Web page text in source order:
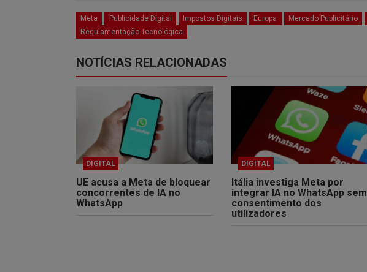
Meta Publicidade Digital Impostos Digitais Europa Mercado Publicitário
Regulamentação Tecnológica
NOTÍCIAS RELACIONADAS
DIGITAL
UE acusa a Meta de bloquear
concorrentes de IA no
WhatsApp
DIGITAL
Itália investiga Meta por
integrar IA no WhatsApp sem
consentimento dos
utilizadores